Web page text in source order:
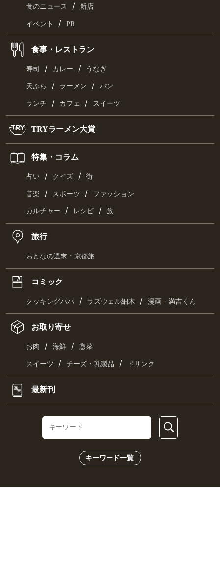
食のニュース / 新店
イベント / PR
食事・レストラン
寿司 / カレー / うなぎ
天ぷら / ラーメン / パン
ランチ / カフェ / スイーツ
TRYラーメン大賞
特集・コラム
占い / クイズ / 街
音楽 / スポーツ / ファッション
カルチャー / レシピ / 旅
旅行
おとなの週末・京都旅
コミック
クッキングパパ / ラズウェル細木 / 漫画・満吉くん
お取り寄せ
お肉 / 海鮮 / 惣菜
スイーツ / チーズ・乳製品 / ドリンク
最新刊
キーワード一覧